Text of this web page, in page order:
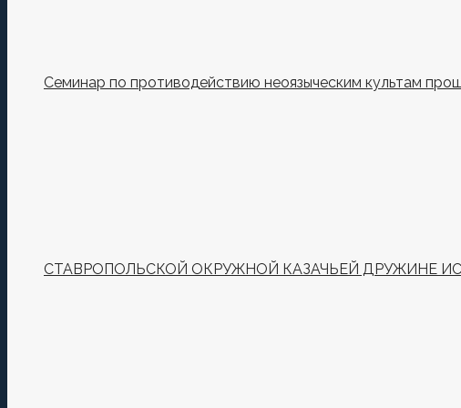
Семинар по противодействию неоязыческим культам
СТАВРОПОЛЬСКОЙ ОКРУЖНОЙ КАЗАЧЬЕЙ ДРУЖИНЕ